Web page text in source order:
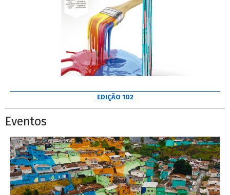
EDIÇÃO 102
Eventos